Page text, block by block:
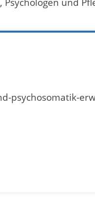
psychosomatik-